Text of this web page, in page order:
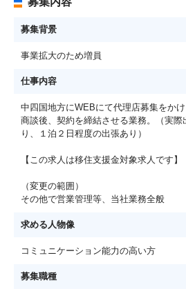
募集背景
事業拡大のため増員
仕事内容
中四国地方にWEBにて代理店募集をか
商談後、契約を締結させる業務。（実
り、１泊２日程度の出張あり）
【この求人は移住支援金対象求人です】
（変更の範囲）
その他で営業管理等、当社業務全般
求める人物像
コミュニケーション能力の高い方
募集職種